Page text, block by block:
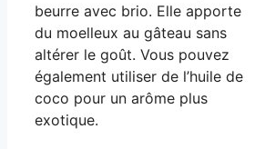
beurre avec brio. Elle apporte
du moelleux au gâteau sans
altérer le goût. Vous pouvez
également utiliser de l’huile de
coco pour un arôme plus
exotique.